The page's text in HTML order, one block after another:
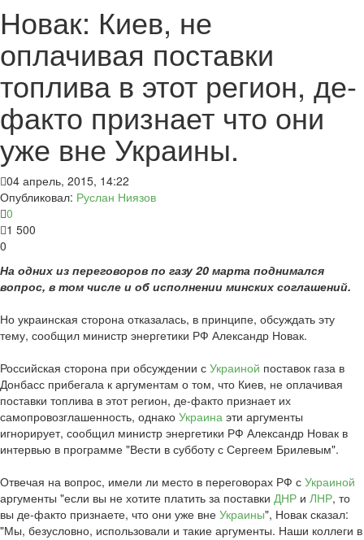
Новак: Киев, не
оплачивая поставки
топлива в этот регион, де-
факто признает что они
уже вне Украины.
04 апрель, 2015, 14:22
Опубликовал: Руслан Ниязов
0
1 500
0
На одних из переговоров по газу 20 марта поднимался
вопрос, в том числе и об исполнении минских соглашений.
Но украинская сторона отказалась, в принципе, обсуждать эту
тему, сообщил министр энергетики РФ Александр Новак.
Российская сторона при обсуждении с Украиной поставок газа в
Донбасс прибегала к аргументам о том, что Киев, не оплачивая
поставки топлива в этот регион, де-факто признает их
самопровозглашенность, однако Украина эти аргументы
игнорирует, сообщил министр энергетики РФ Александр Новак в
интервью в программе "Вести в субботу с Сергеем Брилевым".
Отвечая на вопрос, имели ли место в переговорах РФ с Украиной
аргументы "если вы не хотите платить за поставки ДНР и ЛНР, то
вы де-факто признаете, что они уже вне Украины", Новак сказал:
"Мы, безусловно, использовали и такие аргументы. Наши коллеги в